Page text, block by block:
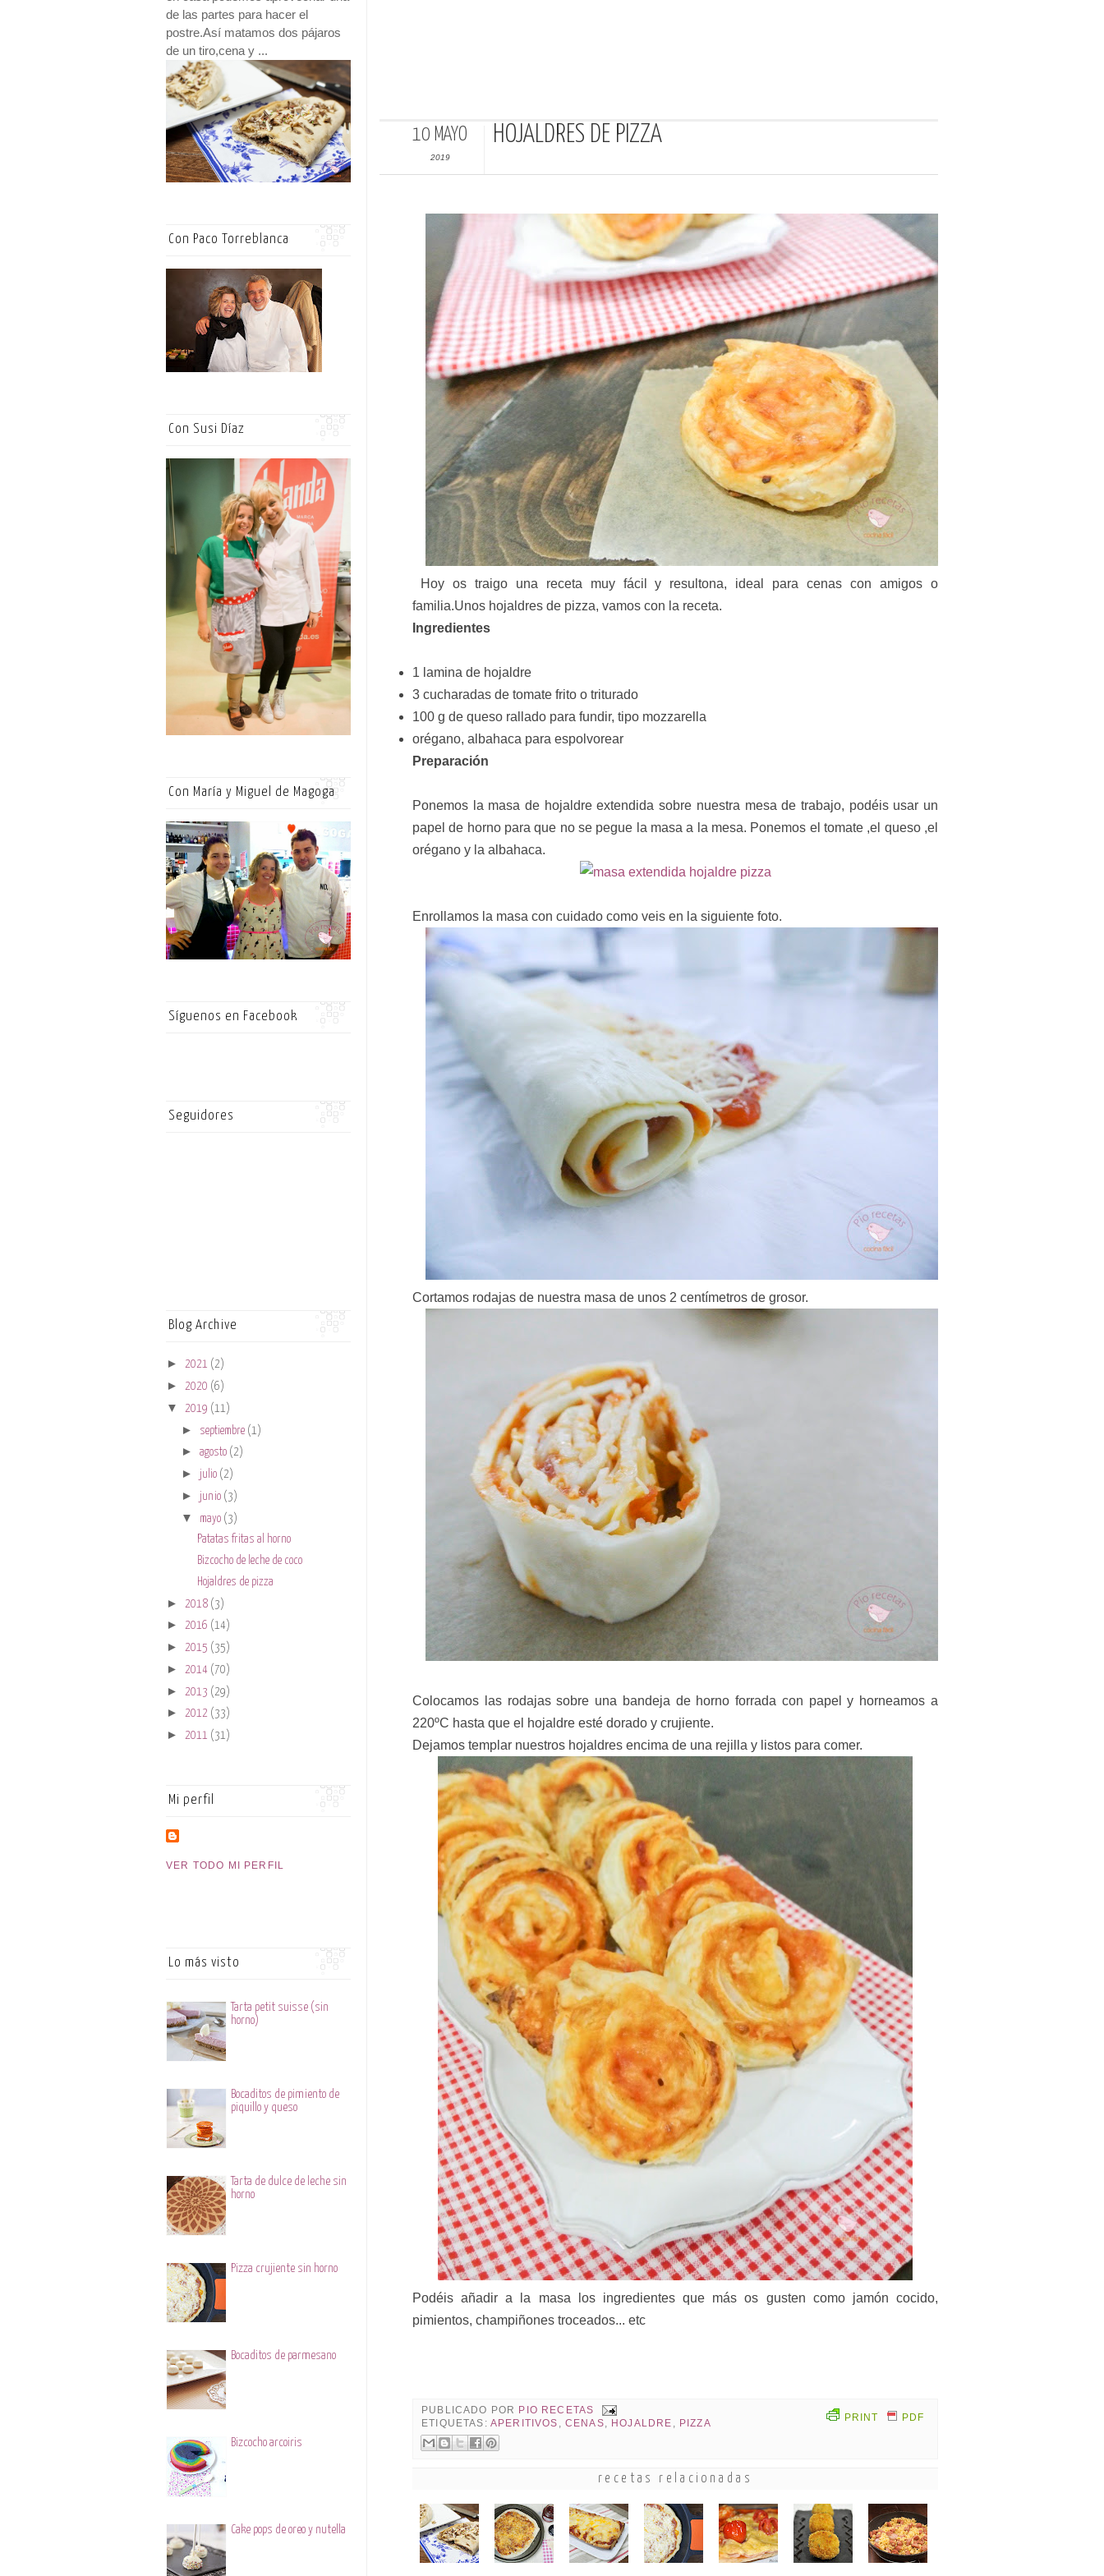
10 MAYO
2019
HOJALDRES DE PIZZA
Hoy os traigo una receta muy fácil y resultona, ideal para cenas con amigos o
familia.Unos hojaldres de pizza, vamos con la receta.
Ingredientes
1 lamina de hojaldre
3 cucharadas de tomate frito o triturado
100 g de queso rallado para fundir, tipo mozzarella
orégano, albahaca para espolvorear
Preparación
Ponemos la masa de hojaldre extendida sobre nuestra mesa de trabajo, podéis usar un
papel de horno para que no se pegue la masa a la mesa. Ponemos el tomate ,el queso ,el
orégano y la albahaca.
Enrollamos la masa con cuidado como veis en la siguiente foto.
Cortamos rodajas de nuestra masa de unos 2 centímetros de grosor.
Colocamos las rodajas sobre una bandeja de horno forrada con papel y horneamos a
220ºC hasta que el hojaldre esté dorado y crujiente.
Dejamos templar nuestros hojaldres encima de una rejilla y listos para comer.
Podéis añadir a la masa los ingredientes que más os gusten como jamón cocido,
pimientos, champiñones troceados... etc
PRINT PDF
PUBLICADO POR PIO RECETAS
ETIQUETAS: APERITIVOS CENAS HOJALDRE PIZZA
recetas relacionadas
de las partes para hacer el
postre.Así matamos dos pájaros
de un tiro,cena y ...
Con Paco Torreblanca
Con Susi Díaz
Con María y Miguel de Magoga
Síguenos en Facebook
Seguidores
Blog Archive
► 2021 (2)
► 2020 (6)
▼ 2019 (11)
► septiembre (1)
► agosto (2)
► julio (2)
► junio (3)
▼ mayo (3)
Patatas fritas al horno
Bizcocho de leche de coco
Hojaldres de pizza
► 2018 (3)
► 2016 (14)
► 2015 (35)
► 2014 (70)
► 2013 (29)
► 2012 (33)
► 2011 (31)
Mi perfil
VER TODO MI PERFIL
Lo más visto
Tarta petit suisse (sin
horno)
Bocaditos de pimiento de
piquillo y queso
Tarta de dulce de leche sin
horno
Pizza crujiente sin horno
Bocaditos de parmesano
Bizcocho arcoiris
Cake pops de oreo y nutella